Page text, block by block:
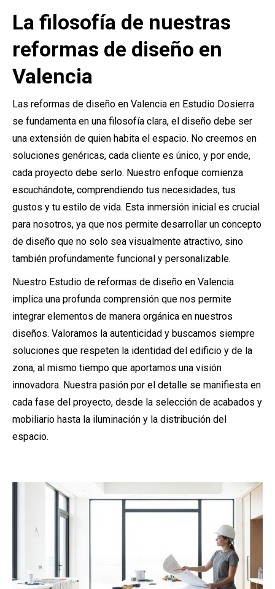
La filosofía de nuestras
reformas de diseño en
Valencia
Las reformas de diseño en Valencia en Estudio Dosierra
se fundamenta en una filosofía clara, el diseño debe ser
una extensión de quien habita el espacio. No creemos en
soluciones genéricas, cada cliente es único, y por ende,
cada proyecto debe serlo. Nuestro enfoque comienza
escuchándote, comprendiendo tus necesidades, tus
gustos y tu estilo de vida. Esta inmersión inicial es crucial
para nosotros, ya que nos permite desarrollar un concepto
de diseño que no solo sea visualmente atractivo, sino
también profundamente funcional y personalizable.
Nuestro Estudio de reformas de diseño en Valencia
implica una profunda comprensión que nos permite
integrar elementos de manera orgánica en nuestros
diseños. Valoramos la autenticidad y buscamos siempre
soluciones que respeten la identidad del edificio y de la
zona, al mismo tiempo que aportamos una visión
innovadora. Nuestra pasión por el detalle se manifiesta en
cada fase del proyecto, desde la selección de acabados y
mobiliario hasta la iluminación y la distribución del
espacio.